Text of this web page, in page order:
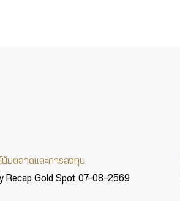
น้มตลาดและการลงทุน
Recap Gold Spot 07-08-2569